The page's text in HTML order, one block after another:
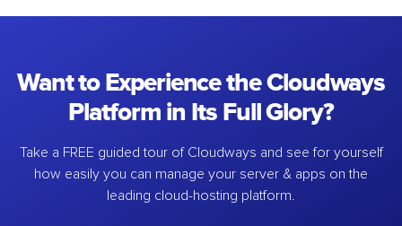
Want to Experience the Cloudways
Platform in Its Full Glory?
Take a FREE guided tour of Cloudways and see for yourself
how easily you can manage your server & apps on the
leading cloud-hosting platform.